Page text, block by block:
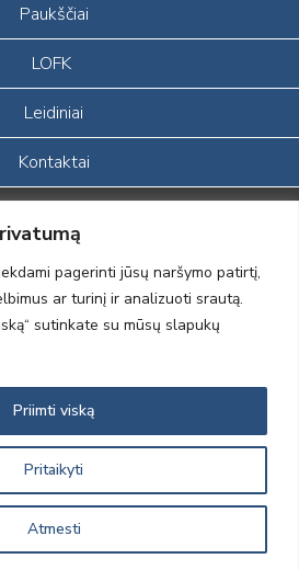
pagerinti jūsų naršymo patirtį,
ar turinį ir analizuoti srautą.
sutinkate su mūsų slapukų
Pritaikyti
Atmesti
Priimti viską
Paukščiai
LOFK
Leidiniai
Kontaktai
Lietuvos Respublikos, Europos
finansinių mechanizmų iš dalies
veiklos sustiprinimas ir įvaizdžio
į aplinkosauginių tyrimų veiklą“
2004-LT0008-NVO-1EEE/NOR-02-
Draugija © 2014, Visos teisės saugomos
Electronic Solutions for Business